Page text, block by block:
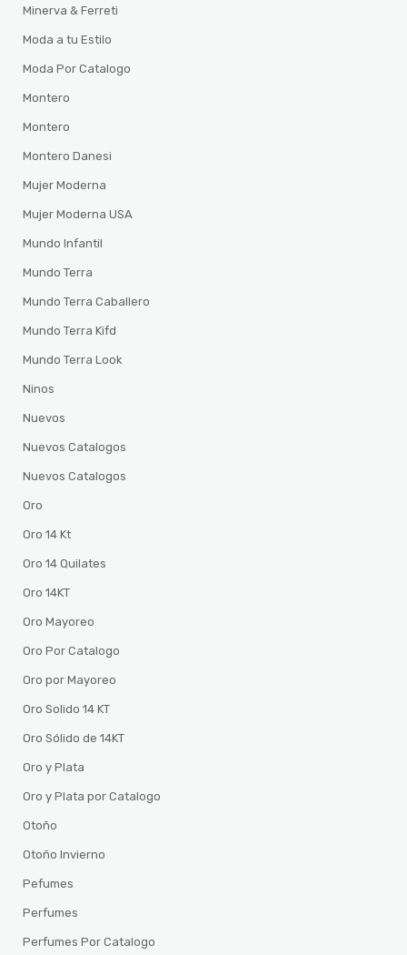
Minerva & Ferreti
Moda a tu Estilo
Moda Por Catalogo
Montero
Montero
Montero Danesi
Mujer Moderna
Mujer Moderna USA
Mundo Infantil
Mundo Terra
Mundo Terra Caballero
Mundo Terra Kifd
Mundo Terra Look
Ninos
Nuevos
Nuevos Catalogos
Nuevos Catalogos
Oro
Oro 14 Kt
Oro 14 Quilates
Oro 14KT
Oro Mayoreo
Oro Por Catalogo
Oro por Mayoreo
Oro Solido 14 KT
Oro Sólido de 14KT
Oro y Plata
Oro y Plata por Catalogo
Otoño
Otoño Invierno
Pefumes
Perfumes
Perfumes Por Catalogo